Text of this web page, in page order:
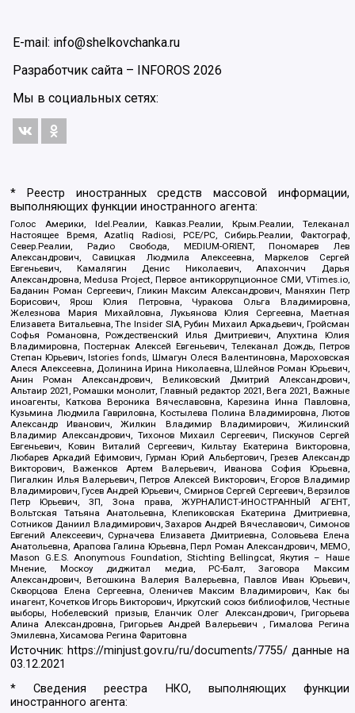
E-mail: info@shelkovchanka.ru
Разработчик сайта –
INFOROS 2026
Мы в социальных сетях:
* Реестр иностранных средств массовой информации,
выполняющих функции иностранного агента:
Голос Америки, Idel.Реалии, Кавказ.Реалии, Крым.Реалии, Телеканал
Настоящее Время, Azatliq Radiosi, PCE/PC, Сибирь.Реалии, Фактограф,
Север.Реалии, Радио Свобода, MEDIUM-ORIENT, Пономарев Лев
Александрович, Савицкая Людмила Алексеевна, Маркелов Сергей
Евгеньевич, Камалягин Денис Николаевич, Апахончич Дарья
Александровна, Medusa Project, Первое антикоррупционное СМИ, VTimes.io,
Баданин Роман Сергеевич, Гликин Максим Александрович, Маняхин Петр
Борисович, Ярош Юлия Петровна, Чуракова Ольга Владимировна,
Железнова Мария Михайловна, Лукьянова Юлия Сергеевна, Маетная
Елизавета Витальевна, The Insider SIA, Рубин Михаил Аркадьевич, Гройсман
Софья Романовна, Рождественский Илья Дмитриевич, Апухтина Юлия
Владимировна, Постернак Алексей Евгеньевич, Телеканал Дождь, Петров
Степан Юрьевич, Istories fonds, Шмагун Олеся Валентиновна, Мароховская
Алеся Алексеевна, Долинина Ирина Николаевна, Шлейнов Роман Юрьевич,
Анин Роман Александрович, Великовский Дмитрий Александрович,
Альтаир 2021, Ромашки монолит, Главный редактор 2021, Вега 2021, Важные
иноагенты, Каткова Вероника Вячеславовна, Карезина Инна Павловна,
Кузьмина Людмила Гавриловна, Костылева Полина Владимировна, Лютов
Александр Иванович, Жилкин Владимир Владимирович, Жилинский
Владимир Александрович, Тихонов Михаил Сергеевич, Пискунов Сергей
Евгеньевич, Ковин Виталий Сергеевич, Кильтау Екатерина Викторовна,
Любарев Аркадий Ефимович, Гурман Юрий Альбертович, Грезев Александр
Викторович, Важенков Артем Валерьевич, Иванова София Юрьевна,
Пигалкин Илья Валерьевич, Петров Алексей Викторович, Егоров Владимир
Владимирович, Гусев Андрей Юрьевич, Смирнов Сергей Сергеевич, Верзилов
Петр Юрьевич, ЗП, Зона права, ЖУРНАЛИСТ-ИНОСТРАННЫЙ АГЕНТ,
Вольтская Татьяна Анатольевна, Клепиковская Екатерина Дмитриевна,
Сотников Даниил Владимирович, Захаров Андрей Вячеславович, Симонов
Евгений Алексеевич, Сурначева Елизавета Дмитриевна, Соловьева Елена
Анатольевна, Арапова Галина Юрьевна, Перл Роман Александрович, МЕМО,
Mason G.E.S. Anonymous Foundation, Stichting Bellingcat, Якутия – Наше
Мнение, Москоу диджитал медиа, РС-Балт, Заговора Максим
Александрович, Ветошкина Валерия Валерьевна, Павлов Иван Юрьевич,
Скворцова Елена Сергеевна, Оленичев Максим Владимирович, Как бы
инагент, Кочетков Игорь Викторович, Иркутский союз библиофилов, Честные
выборы, Нобелевский призыв, Еланчик Олег Александрович, Григорьева
Алина Александровна, Григорьев Андрей Валерьевич , Гималова Регина
Эмилевна, Хисамова Регина Фаритовна
Источник: https://minjust.gov.ru/ru/documents/7755/ данные на
03.12.2021
* Сведения реестра НКО, выполняющих функции
иностранного агента: